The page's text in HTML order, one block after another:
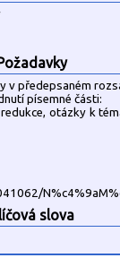
v předepsaném
písemné části:
otázky k
slova